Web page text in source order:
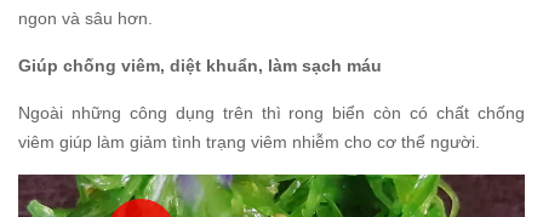
ngon và sâu hơn.
Giúp chống viêm, diệt khuẩn, làm sạch máu
Ngoài những công dụng trên thì rong biển còn có chất chống
viêm giúp làm giảm tình trạng viêm nhiễm cho cơ thể người.